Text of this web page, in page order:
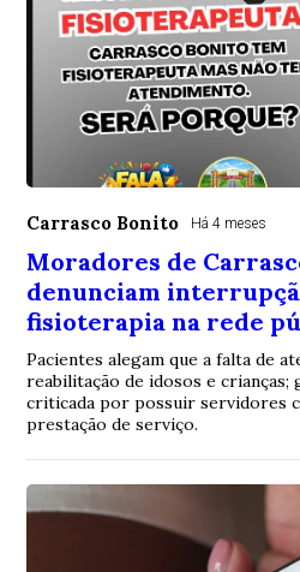
Carrasco Bonito Há 4 meses
Moradores de
denunciam
fisioterapia na rede
Pacientes alegam que a falta de
reabilitação de idosos e crianças;
criticada por possuir servidores
prestação de serviço.